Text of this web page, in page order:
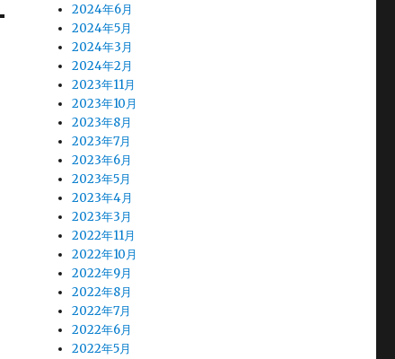
2024年6月
2024年5月
2024年3月
2024年2月
2023年11月
2023年10月
2023年8月
2023年7月
2023年6月
2023年5月
2023年4月
2023年3月
2022年11月
2022年10月
2022年9月
2022年8月
2022年7月
2022年6月
2022年5月